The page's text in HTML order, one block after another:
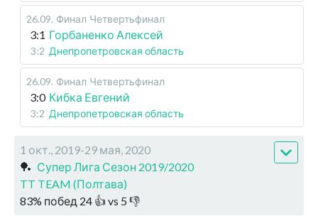
26.09. Финал Четвертьфинал
3:1 Горбаненко Алексей
3:2 Днепропетровская область
26.09. Финал Четвертьфинал
3:0 Кибка Евгений
3:2 Днепропетровская область
1 окт., 2019-29 мая, 2020
🏓 Супер Лига Сезон 2019/2020
TT TEAM (Полтава)
83% побед 24 👍 vs 5 👎